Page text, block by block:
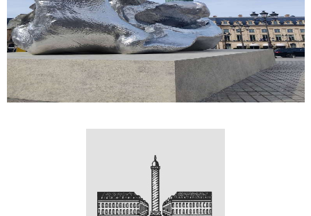
COMITÉ DIRECTEUR
MEMBRES
ACTUALITES
CONTACT